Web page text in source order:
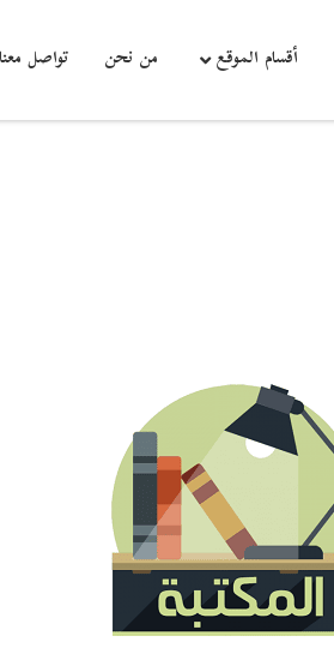
أقسام الموقع من نحن تواصل معنا